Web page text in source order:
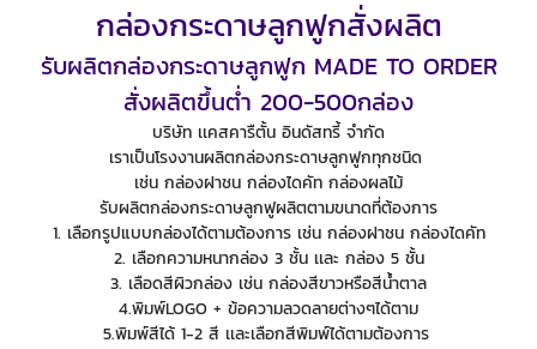
กล่องกระดาษลูกฟูกสั่งผลิต
รับผลิตกล่องกระดาษลูกฟูก MADE TO ORDER
สั่งผลิตขึ้นต่ำ 200-500กล่อง
บริษัท เเคสคารืตั้น อินดัสทรี้ จำกัด
เราเป็นโรงงานผลิตกล่องกระดาษลูกฟูกทุกชนิด
เช่น กล่องฝาชน กล่องไดคัท กล่องผลไม้
รับผลิตกล่องกระดาษลูกฟูผลิตตามขนาดที่ต้องการ
1. เลือกรูปแบบกล่องได้ตามต้องการ เช่น กล่องฝาชน กล่องไดคัท
2. เลือกความหนากล่อง 3 ชั้น เเละ กล่อง 5 ชั้น
3. เลือดสีผิวกล่อง เช่น กล่องสีขาวหรือสีน้ำตาล
4.พิมพ์LOGO + ข้อความลวดลายต่างๆได้ตาม
5.พิมพ์สีได้ 1-2 สี เเละเลือกสีพิมพ์ได้ตามต้องการ